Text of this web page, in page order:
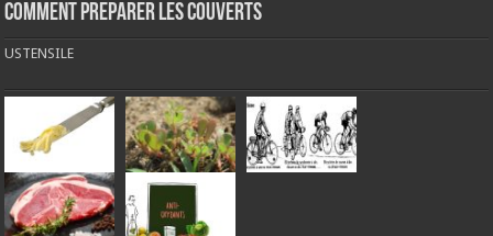
COMMENT PREPARER LES COUVERTS
USTENSILE